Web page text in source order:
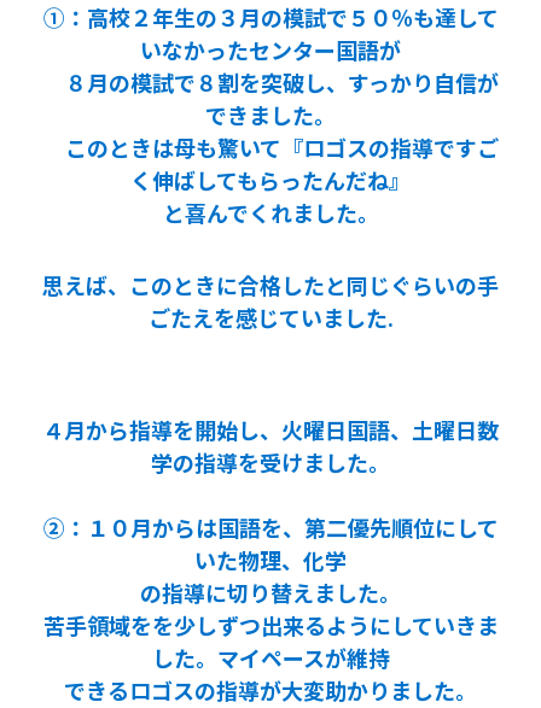
①：高校２年生の３月の模試で５０％も達して
いなかったセンター国語が
８月の模試で８割を突破し、すっかり自信が
できました。
このときは母も驚いて『ロゴスの指導ですご
く伸ばしてもらったんだね』
と喜んでくれました。
思えば、このときに合格したと同じぐらいの手
ごたえを感じていました.
４月から指導を開始し、火曜日国語、土曜日数
学の指導を受けました。
②：１０月からは国語を、第二優先順位にして
いた物理、化学
の指導に切り替えました。
苦手領域をを少しずつ出来るようにしていきま
した。マイペースが維持
できるロゴスの指導が大変助かりました。